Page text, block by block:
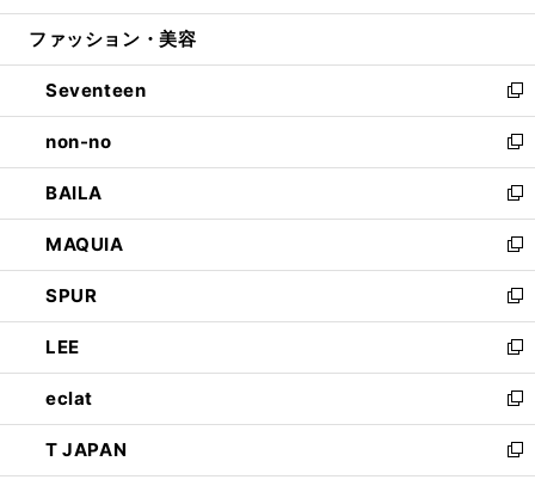
開
ウ
開
く
ン
ウ
で
開
く
ウ
ン
ド
ウ
で
開
く
ファッション・美容
Seventeen
新
し
い
ウ
ィ
ン
ド
ウ
で
開
く
non-no
新
し
い
ウ
ィ
ン
ド
ウ
で
開
く
BAILA
新
し
い
ウ
ィ
ン
ド
ウ
で
開
く
MAQUIA
新
し
い
ウ
ィ
ン
ド
ウ
で
開
SPUR
新
し
い
ウ
ィ
ン
ド
ウ
LEE
新
し
い
ウ
ィ
ン
eclat
新
し
い
ウ
T JAPAN
新
し